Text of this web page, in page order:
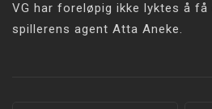
VG har foreløpig ikke lyktes å
spillerens agent Atta Aneke.